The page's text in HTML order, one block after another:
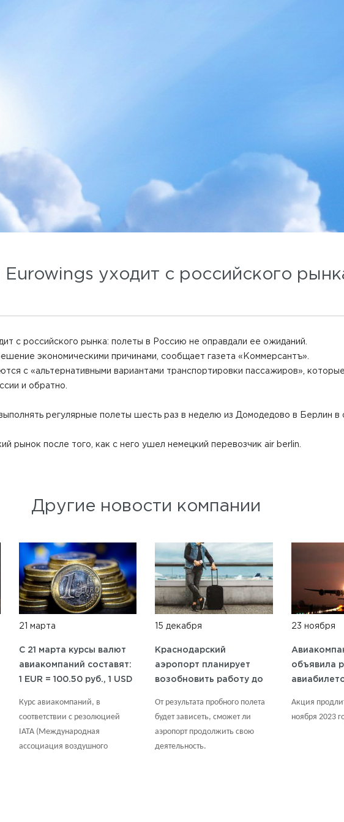
уходит с российского
с российского рынка: полеты в Россию не оправдали ее ожиданий.
экономическими причинами, сообщает газета «Коммерсантъ».
с «альтернативными вариантами транспортировки пассажиров»,
и обратно.
регулярные полеты шесть раз в неделю из Домодедово в Берлин в
рынок после того, как с него ушел немецкий перевозчик air berlin.
Другие новости компании
21 марта
C 21 марта курсы валют
авиакомпаний составят:
1 EUR = 100.50 руб., 1 USD
Курс авиакомпаний, в
соответствии с резолюцией
IATA (Международная
ассоциация воздушного
15 декабря
Краснодарский
аэропорт планирует
возобновить работу до
От результата пробного полета
будет зависеть, сможет ли
аэропорт продолжить свою
деятельность.
23 ноября
объявила
Акция
ноября 2023